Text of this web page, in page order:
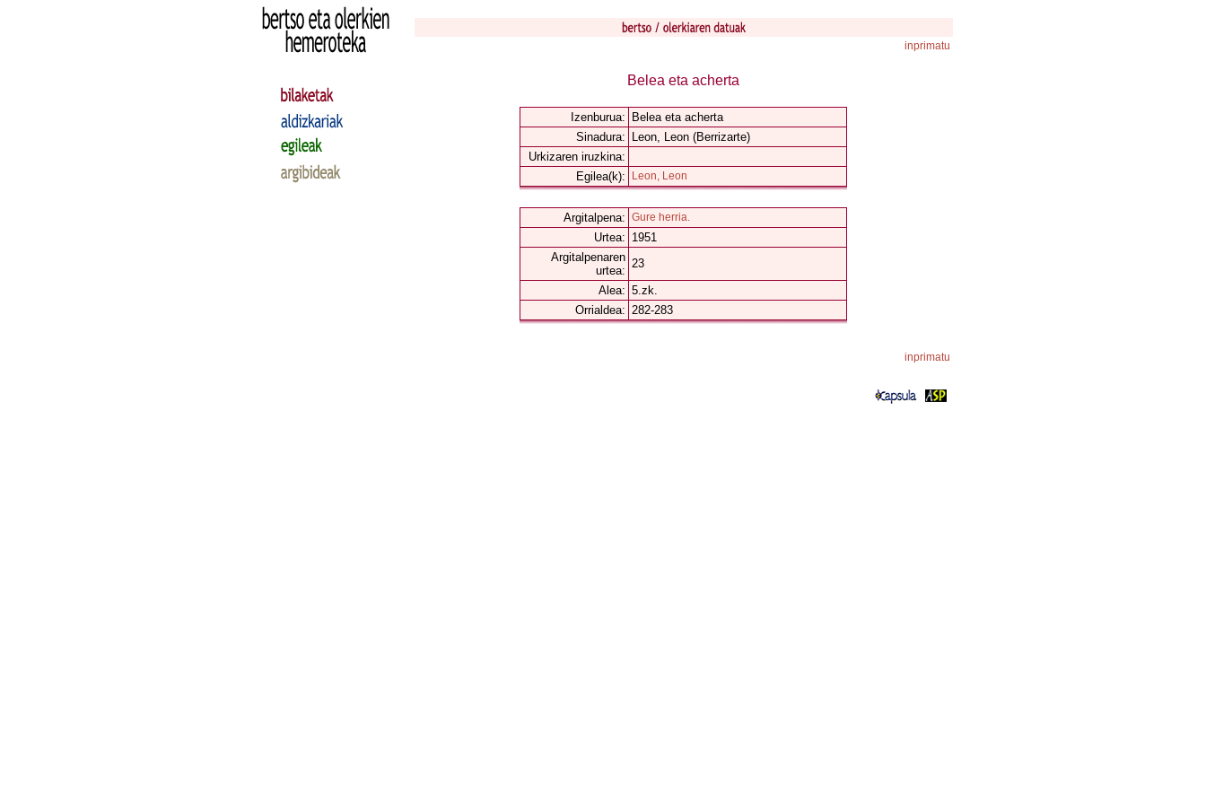
inprimatu
Belea eta acherta
Izenburua:
Belea eta acherta
Sinadura:
Leon, Leon (Berrizarte)
Urkizaren iruzkina:
Egilea(k):
Leon, Leon
Argitalpena: Gure herria.
Urtea: 1951
Argitalpenaren
urtea:
23
Alea: 5.zk.
Orrialdea: 282-283
inprimatu